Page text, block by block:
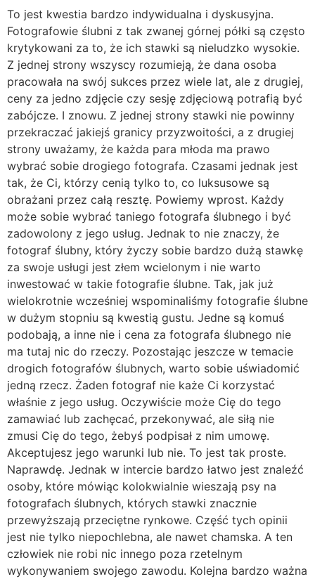
To jest kwestia bardzo indywidualna i dyskusyjna.
Fotografowie ślubni z tak zwanej górnej półki są często
krytykowani za to, że ich stawki są nieludzko wysokie.
Z jednej strony wszyscy rozumieją, że dana osoba
pracowała na swój sukces przez wiele lat, ale z drugiej,
ceny za jedno zdjęcie czy sesję zdjęciową potrafią być
zabójcze. I znowu. Z jednej strony stawki nie powinny
przekraczać jakiejś granicy przyzwoitości, a z drugiej
strony uważamy, że każda para młoda ma prawo
wybrać sobie drogiego fotografa. Czasami jednak jest
tak, że Ci, którzy cenią tylko to, co luksusowe są
obrażani przez całą resztę. Powiemy wprost. Każdy
może sobie wybrać taniego fotografa ślubnego i być
zadowolony z jego usług. Jednak to nie znaczy, że
fotograf ślubny, który życzy sobie bardzo dużą stawkę
za swoje usługi jest złem wcielonym i nie warto
inwestować w takie fotografie ślubne. Tak, jak już
wielokrotnie wcześniej wspominaliśmy fotografie ślubne
w dużym stopniu są kwestią gustu. Jedne są komuś
podobają, a inne nie i cena za fotografa ślubnego nie
ma tutaj nic do rzeczy. Pozostając jeszcze w temacie
drogich fotografów ślubnych, warto sobie uświadomić
jedną rzecz. Żaden fotograf nie każe Ci korzystać
właśnie z jego usług. Oczywiście może Cię do tego
zamawiać lub zachęcać, przekonywać, ale siłą nie
zmusi Cię do tego, żebyś podpisał z nim umowę.
Akceptujesz jego warunki lub nie. To jest tak proste.
Naprawdę. Jednak w intercie bardzo łatwo jest znaleźć
osoby, które mówiąc kolokwialnie wieszają psy na
fotografach ślubnych, których stawki znacznie
przewyższają przeciętne rynkowe. Część tych opinii
jest nie tylko niepochlebna, ale nawet chamska. A ten
człowiek nie robi nic innego poza rzetelnym
wykonywaniem swojego zawodu. Kolejna bardzo ważna